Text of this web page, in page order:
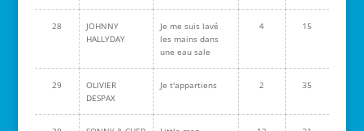
28
JOHNNY
HALLYDAY
Je me suis lavé
les mains dans
une eau sale
4 15
29
OLIVIER
DESPAX
Je t'appartiens 2 35